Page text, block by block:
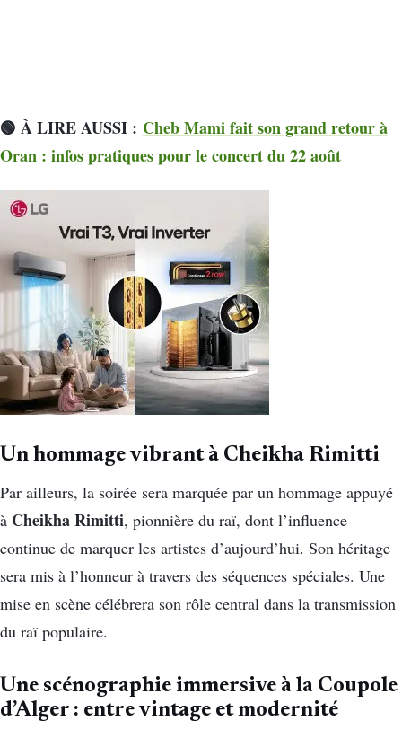
🟢 À LIRE AUSSI : Cheb Mami fait son grand retour à
Oran : infos pratiques pour le concert du 22 août
Un hommage vibrant à Cheikha Rimitti
Par ailleurs, la soirée sera marquée par un hommage appuyé
à Cheikha Rimitti, pionnière du raï, dont l’influence
continue de marquer les artistes d’aujourd’hui. Son héritage
sera mis à l’honneur à travers des séquences spéciales. Une
mise en scène célébrera son rôle central dans la transmission
du raï populaire.
Une scénographie immersive à la Coupole
d’Alger : entre vintage et modernité